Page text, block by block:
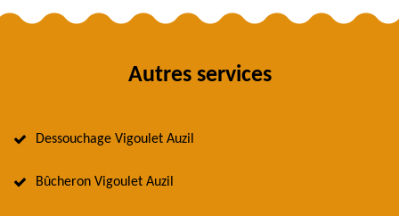
Autres services
Dessouchage Vigoulet Auzil
Bûcheron Vigoulet Auzil